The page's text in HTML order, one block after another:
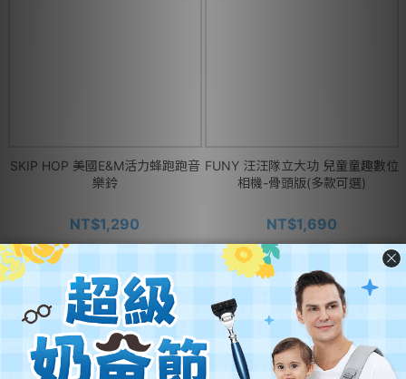
SKIP HOP 美國E&M活力蜂跑跑音
樂鈴
NT$1,290
FUNY 汪汪隊立大功 兒童童趣數位
相機-骨頭版(多款可選)
NT$1,690